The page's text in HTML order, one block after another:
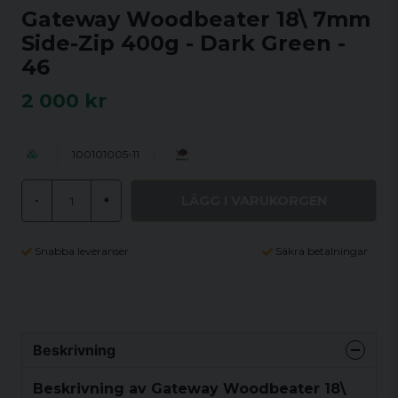
Gateway Woodbeater 18\ 7mm
Side-Zip 400g - Dark Green -
46
2 000 kr
100101005-11
- +
Snabba leveranser Säkra betalningar
Beskrivning
Beskrivning av Gateway Woodbeater 18\